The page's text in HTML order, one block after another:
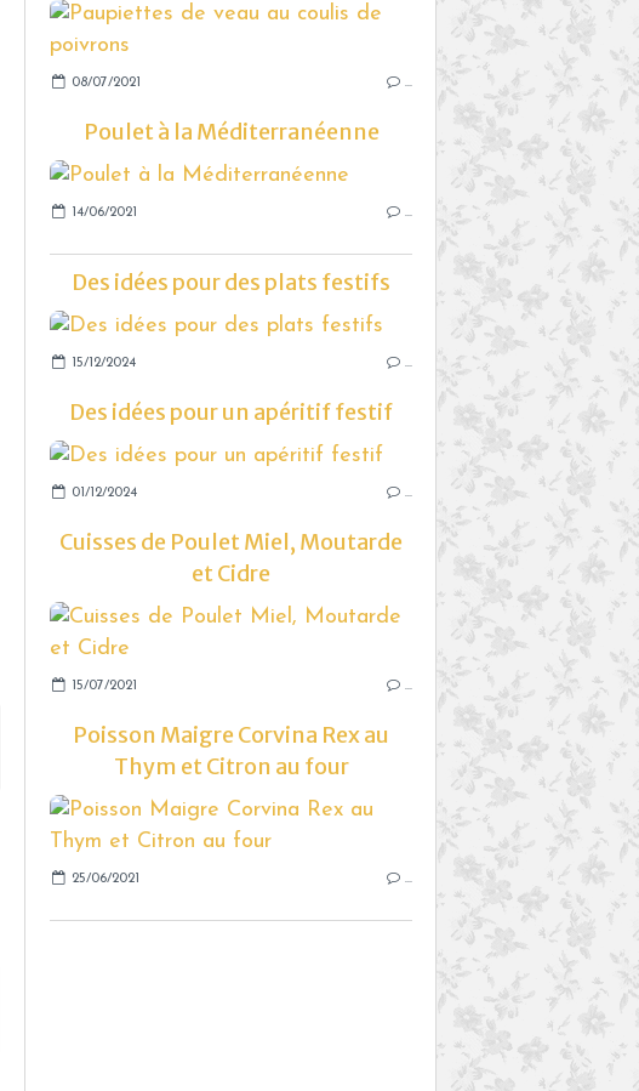
08/07/2021 …
Poulet à la Méditerranéenne
14/06/2021 …
Des idées pour des plats festifs
15/12/2024 …
Des idées pour un apéritif festif
01/12/2024 …
Cuisses de Poulet Miel, Moutarde
et Cidre
15/07/2021 …
Poisson Maigre Corvina Rex au
Thym et Citron au four
25/06/2021 …